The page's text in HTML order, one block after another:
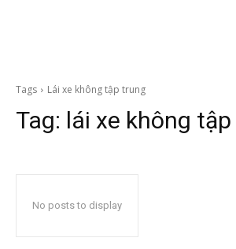
Tags Lái xe không tập trung
Tag: lái xe không
No posts to display